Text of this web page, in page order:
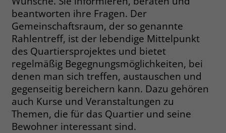
beantworten ihre Fragen. Der
Gemeinschaftsraum, der so genannte
Rahlentreff, ist der lebendige Mittelpunkt
des Quartiersprojektes und bietet
regelmäßig Begegnungsmöglichkeiten, bei
denen man sich treffen, austauschen und
gegenseitig bereichern kann. Dazu gehören
auch Kurse und Veranstaltungen zu
Themen, die für das Quartier und seine
Bewohner interessant sind.
Zweck
Es enthält Informationen darüber,
welche Werbeanzeige geklickt wurde,
sodass erzielte Erfolge wie z.B.
Bestellungen oder Kontaktanfragen der
Anzeige zugewiesen werden können.
_gcl_dc
Anbieter Google Ads
Laufzeit 90 Tage